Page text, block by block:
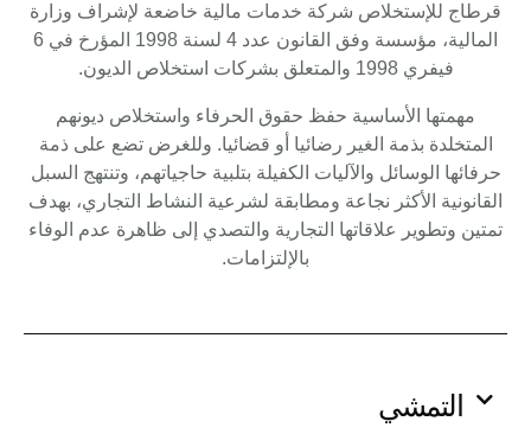
قرطاج للإستخلاص شركة خدمات مالية خاضعة لإشراف وزارة
المالية، مؤسسة وفق القانون عدد 4 لسنة 1998 المؤرخ في 6
فيفري 1998 والمتعلق بشركات استخلاص الديون
.
مهمتها الأساسية حفظ حقوق الحرفاء واستخلاص ديونهم
المتخلدة بذمة الغير رضائيا أو قضائيا. وللغرض تضع على ذمة
حرفائها الوسائل والآليات الكفيلة بتلبية حاجياتهم، وتنتهج السبل
القانونية الأكثر نجاعة ومطابقة لشرعية النشاط التجاري، بهدف
تمتين وتطوير علاقاتها التجارية والتصدي إلى ظاهرة عدم الوفاء
بالإلتزامات.
التمشي